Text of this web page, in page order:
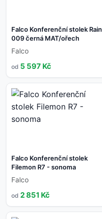
Falco Konferenční stolek Rain
009 černá MAT/ořech
Falco
od 5 597 Kč
Falco Konferenční stolek
Filemon R7 - sonoma
Falco
od 2 851 Kč